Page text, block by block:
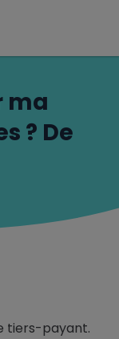
ma
? De
tiers-payant.